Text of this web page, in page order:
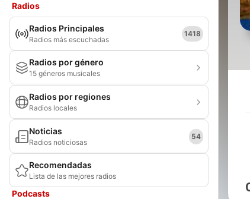
Radios
Radios Principales
Radios más escuchadas
1418
Radios por género
15 géneros musicales
Radios por regiones
Radios locales
Noticias
Radios noticiosas
54
Recomendadas
Lista de las mejores radios
Podcasts